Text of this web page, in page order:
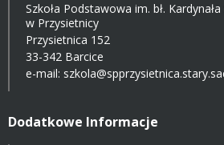
Szkoła Podstawowa im. bł.
w Przysietnicy
Przysietnica 152
33-342 Barcice
e-mail:
Dodatkowe Informacje